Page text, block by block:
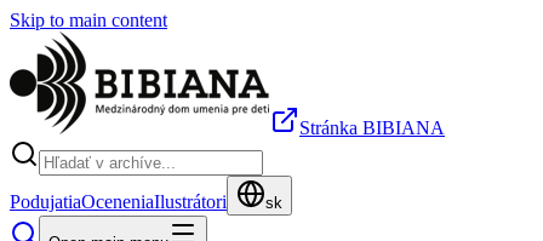
Skip to main content
Stránka BIBIANA
PodujatiaOceneniaIlustrátori sk